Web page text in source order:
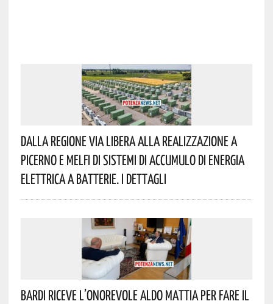
Dalla Regione Via Libera Alla Realizzazione A
Picerno E Melfi Di Sistemi Di Accumulo Di Energia
Elettrica A Batterie. I Dettagli
Bardi Riceve L’onorevole Aldo Mattia Per Fare Il